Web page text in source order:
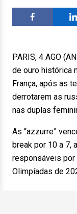
PARIS, 4 AGO
de ouro histórica
França, após as
derrotarem as
nas duplas
As “azzurre”
break por 10 a 7,
responsáveis por
Olimpíadas de